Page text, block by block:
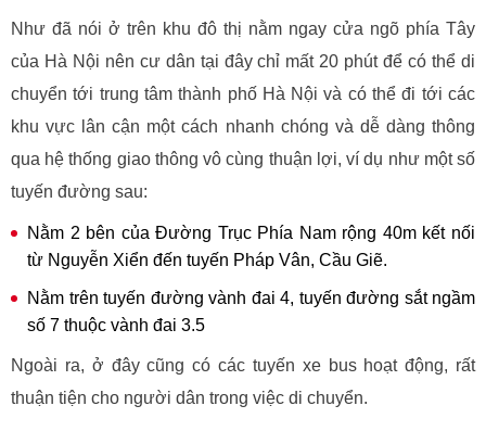
Như đã nói ở trên khu đô thị nằm ngay cửa ngõ phía Tây
của Hà Nội nên cư dân tại đây chỉ mất 20 phút để có thể di
chuyển tới trung tâm thành phố Hà Nội và có thể đi tới các
khu vực lân cận một cách nhanh chóng và dễ dàng thông
qua hệ thống giao thông vô cùng thuận lợi, ví dụ như một số
tuyến đường sau:
Nằm 2 bên của Đường Trục Phía Nam rộng 40m kết nối
từ Nguyễn Xiển đến tuyến Pháp Vân, Cầu Giẽ.
Nằm trên tuyến đường vành đai 4, tuyến đường sắt ngầm
số 7 thuộc vành đai 3.5
Ngoài ra, ở đây cũng có các tuyến xe bus hoạt động, rất
thuận tiện cho người dân trong việc di chuyển.